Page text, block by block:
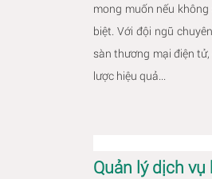
mong muốn nếu
biệt. Với đội ngũ
sàn thương mại điện
lược hiệu quả...
Quản lý dịch vụ